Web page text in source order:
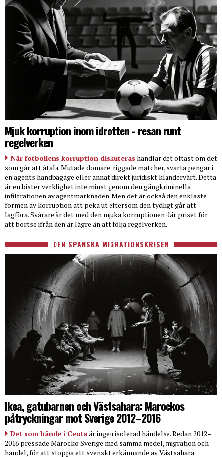
Mjuk korruption inom idrotten - resan runt
regelverken
När fotbollens korruption diskuteras handlar det oftast om det
som går att åtala. Mutade domare, riggade matcher, svarta pengar i
en agents handbagage eller annat direkt juridiskt klandervärt. Detta
är en bister verklighet inte minst genom den gängkriminella
infiltrationen av agentmarknaden. Men det är också den enklaste
formen av korruption att peka ut eftersom den tydligt går att
lagföra. Svårare är det med den mjuka korruptionen där priset för
att bortse ifrån den är lägre än att följa regelverken.
DEN SPANSKA MIGRATIONSKRISEN
Ikea, gatubarnen och Västsahara: Marockos
påtryckningar mot Sverige 2012–2016
Det som hände i Ceutaär ingen isolerad händelse. Redan 2012–
2016 pressade Marocko Sverige med samma medel, migration och
handel, för att stoppa ett svenskt erkännande av Västsahara.